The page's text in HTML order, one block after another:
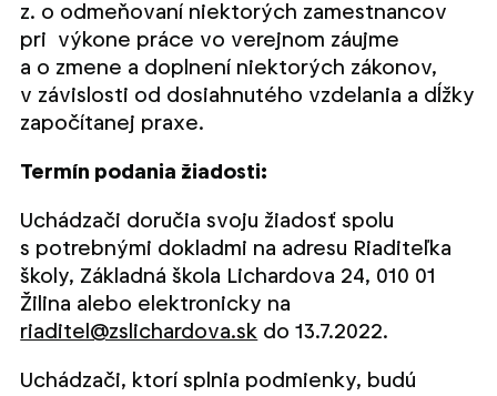
z. o odmeňovaní niektorých zamestnancov
pri výkone práce vo verejnom záujme
a o zmene a doplnení niektorých zákonov,
v závislosti od dosiahnutého vzdelania a dĺžky
započítanej praxe.
Termín podania žiadosti:
Uchádzači doručia svoju žiadosť spolu
s potrebnými dokladmi na adresu Riaditeľka
školy, Základná škola Lichardova 24, 010 01
Žilina alebo elektronicky na
riaditel@zslichardova.sk do 13.7.2022.
Uchádzači, ktorí splnia podmienky, budú